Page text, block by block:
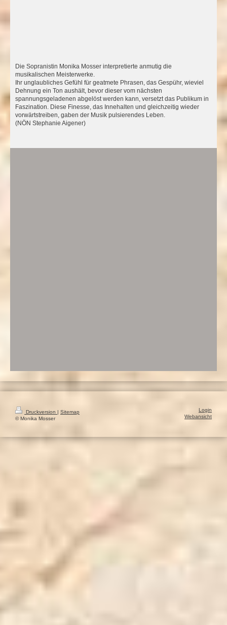
Die Sopranistin Monika Mosser interpretierte anmutig die
musikalischen Meisterwerke.
Ihr unglaubliches Gefühl für geatmete Phrasen, das Gespühr, wieviel
Dehnung ein Ton aushält, bevor dieser vom nächsten
spannungsgeladenen abgelöst werden kann, versetzt das Publikum in
Faszination. Diese Finesse, das Innehalten und gleichzeitig wieder
vorwärtstreiben, gaben der Musik pulsierendes Leben.
(NÖN Stephanie Aigener)
Druckversion | Sitemap
© Monika Mosser
Login
Webansicht